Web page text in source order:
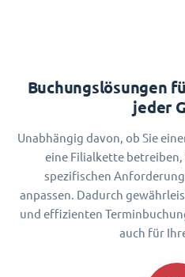
Buchungslösungen
jeder
Unabhängig davon, ob Sie
eine Filialkette betreiben,
spezifischen
anpassen. Dadurch
und effizienten
auch für